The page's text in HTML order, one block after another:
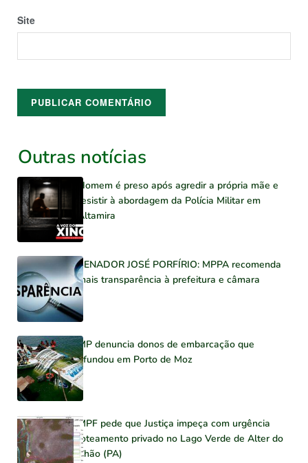
Site
Outras notícias
Homem é preso após agredir a própria mãe e
resistir à abordagem da Polícia Militar em
Altamira
SENADOR JOSÉ PORFÍRIO: MPPA recomenda
mais transparência à prefeitura e câmara
MP denuncia donos de embarcação que
afundou em Porto de Moz
MPF pede que Justiça impeça com urgência
loteamento privado no Lago Verde de Alter do
Chão (PA)